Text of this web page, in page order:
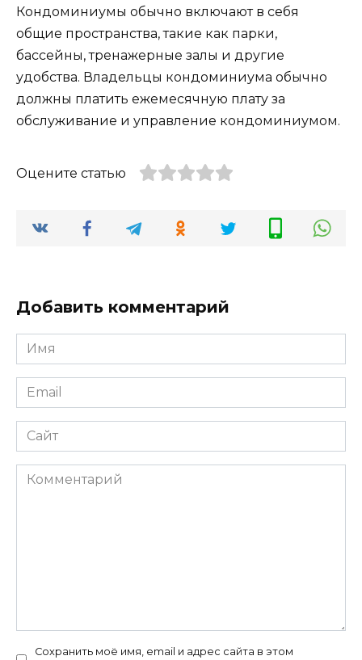
Кондоминиумы обычно включают в себя
общие пространства, такие как парки,
бассейны, тренажерные залы и другие
удобства. Владельцы кондоминиума обычно
должны платить ежемесячную плату за
обслуживание и управление кондоминиумом.
Оцените статью
Добавить комментарий
Имя
*
Email
*
Сайт
Комментарий
Сохранить моё имя, email и адрес сайта в этом